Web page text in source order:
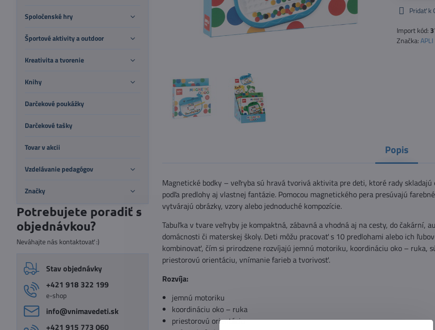
Pridať k
Import kód:
Značka:APLI
Popis
Magnetické bodky – veľryba sú hravá tvorivá aktivita pre deti, ktoré rady skladajú
podľa predlohy aj vlastnej fantázie. Pomocou magnetického pera presúvajú
vytvárajú obrázky, vzory alebo jednoduché kompozície.
Tabuľka v tvare veľryby je kompaktná, zábavná a vhodná aj na cesty, do čakární,
domácnosti či materskej školy. Deti môžu pracovať s 10 predlohami alebo ich
kombinovať, čím si prirodzene rozvíjajú jemnú motoriku, koordináciu oko – ruka,
priestorovú orientáciu, vnímanie farieb a tvorivosť.
Rozvíja:
jemnú motoriku
koordináciu oko – ruka
priestorovú orientáciu
Spoločenské hry
Športové aktivity a outdoor
Kreativita a tvorenie
Knihy
Darčekové poukážky
Darčekové tašky
Tovar v akcii
Vzdelávanie pedagógov
Značky
Potrebujete poradiť s
objednávkou?
Neváhajte nás kontaktovať :)
Stav objednávky
+421 918 322 199
e-shop
info​@vnimavedeti​.sk
+421 915 773 060